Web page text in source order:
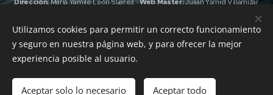
Dirección: Maria Yamile León Suarez-Web Master:Julian Yamid Villamizar
León(RapKhemia)
Grabación y Masterización:
Emisora Urdimbre
Sky Heaven
Utilizamos cookies para permitir un correcto funcionamiento
y seguro en nuestra página web, y para ofrecer la mejor
experiencia posible al usuario.
Aceptar solo lo necesario Aceptar todo